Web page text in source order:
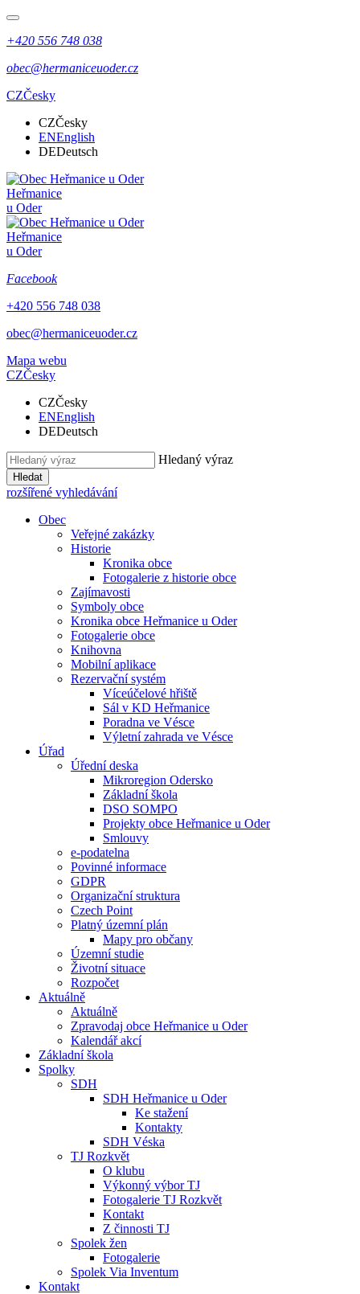
+420 556 748 038
obec@hermaniceuoder.cz
CZČesky
CZČesky
ENEnglish
DEDeutsch
Heřmanice
u Oder
Heřmanice
u Oder
Facebook
+420 556 748 038
obec@hermaniceuoder.cz
Mapa webu
CZČesky
CZČesky
ENEnglish
DEDeutsch
Hledaný výraz
Hledat
rozšířené vyhledávání
Obec
Veřejné zakázky
Historie
Kronika obce
Fotogalerie z historie obce
Zajímavosti
Symboly obce
Kronika obce Heřmanice u Oder
Fotogalerie obce
Knihovna
Mobilní aplikace
Rezervační systém
Víceúčelové hřiště
Sál v KD Heřmanice
Poradna ve Vésce
Výletní zahrada ve Vésce
Úřad
Úřední deska
Mikroregion Odersko
Základní škola
DSO SOMPO
Projekty obce Heřmanice u Oder
Smlouvy
e-podatelna
Povinné informace
GDPR
Organizační struktura
Czech Point
Platný územní plán
Mapy pro občany
Územní studie
Životní situace
Rozpočet
Aktuálně
Aktuálně
Zpravodaj obce Heřmanice u Oder
Kalendář akcí
Základní škola
Spolky
SDH
SDH Heřmanice u Oder
Ke stažení
Kontakty
SDH Véska
TJ Rozkvět
O klubu
Výkonný výbor TJ
Fotogalerie TJ Rozkvět
Kontakt
Z činnosti TJ
Spolek žen
Fotogalerie
Spolek Via Inventum
Kontakt